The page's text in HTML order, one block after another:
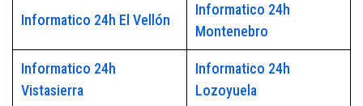
Informatico 24h El Vellón
Informatico 24h
Montenebro
Informatico 24h
Vistasierra
Informatico 24h
Lozoyuela